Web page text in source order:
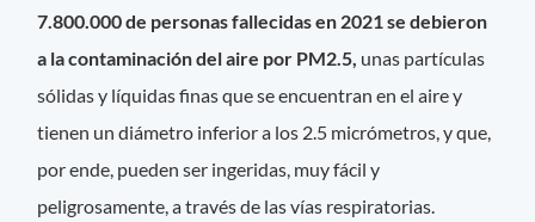
7.800.000 de personas fallecidas en 2021 se debieron
a la contaminación del aire por PM2.5, unas partículas
sólidas y líquidas finas que se encuentran en el aire y
tienen un diámetro inferior a los 2.5 micrómetros, y que,
por ende, pueden ser ingeridas, muy fácil y
peligrosamente, a través de las vías respiratorias.